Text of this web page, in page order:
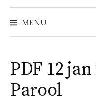
MENU
PDF 12
Parool